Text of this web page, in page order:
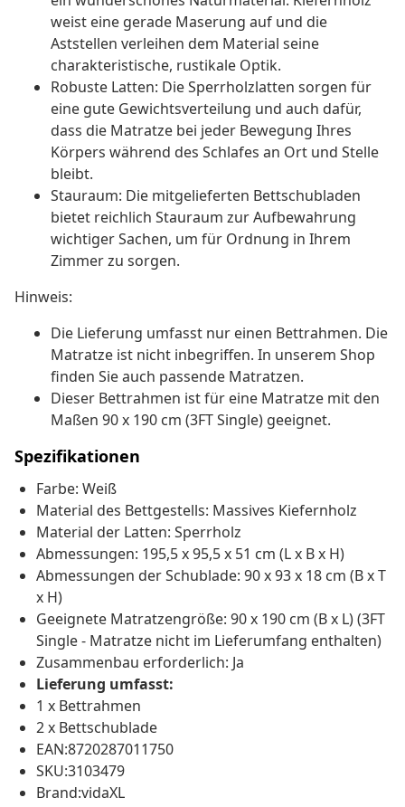
weist eine gerade Maserung auf und die
Aststellen verleihen dem Material seine
charakteristische, rustikale Optik.
Robuste Latten: Die Sperrholzlatten sorgen für
eine gute Gewichtsverteilung und auch dafür,
dass die Matratze bei jeder Bewegung Ihres
Körpers während des Schlafes an Ort und Stelle
bleibt.
Stauraum: Die mitgelieferten Bettschubladen
bietet reichlich Stauraum zur Aufbewahrung
wichtiger Sachen, um für Ordnung in Ihrem
Zimmer zu sorgen.
Hinweis:
Die Lieferung umfasst nur einen Bettrahmen. Die
Matratze ist nicht inbegriffen. In unserem Shop
finden Sie auch passende Matratzen.
Dieser Bettrahmen ist für eine Matratze mit den
Maßen 90 x 190 cm (3FT Single) geeignet.
Spezifikationen
Farbe: Weiß
Material des Bettgestells: Massives Kiefernholz
Material der Latten: Sperrholz
Abmessungen: 195,5 x 95,5 x 51 cm (L x B x H)
Abmessungen der Schublade: 90 x 93 x 18 cm (B x T
x H)
Geeignete Matratzengröße: 90 x 190 cm (B x L) (3FT
Single - Matratze nicht im Lieferumfang enthalten)
Zusammenbau erforderlich: Ja
Lieferung umfasst:
1 x Bettrahmen
2 x Bettschublade
EAN:8720287011750
SKU:3103479
Brand:vidaXL